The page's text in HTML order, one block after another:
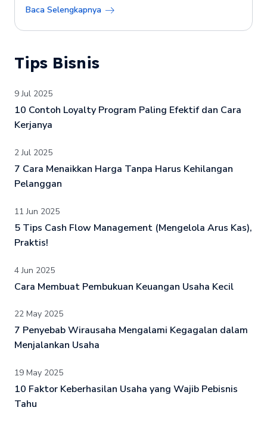
Baca Selengkapnya
Tips Bisnis
9 Jul 2025
10 Contoh Loyalty Program Paling Efektif dan Cara
Kerjanya
2 Jul 2025
7 Cara Menaikkan Harga Tanpa Harus Kehilangan
Pelanggan
11 Jun 2025
5 Tips Cash Flow Management (Mengelola Arus Kas),
Praktis!
4 Jun 2025
Cara Membuat Pembukuan Keuangan Usaha Kecil
22 May 2025
7 Penyebab Wirausaha Mengalami Kegagalan dalam
Menjalankan Usaha
19 May 2025
10 Faktor Keberhasilan Usaha yang Wajib Pebisnis
Tahu